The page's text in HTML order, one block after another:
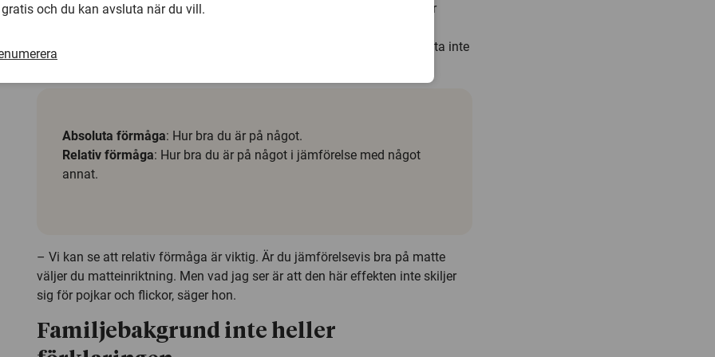
mer språkorienterade områdena. Ungdomar väljer oftare områden de är
nödvändigtvis den absoluta förmågan. Men studien visar också att detta inte
Absoluta förmåga: Hur bra du är på något.
Relativ förmåga: Hur bra du är på något i jämförelse med något
annat.
– Vi kan se att relativ förmåga är viktig. Är du jämförelsevis bra på matte
väljer du matteinriktning. Men vad jag ser är att den här effekten inte skiljer
sig för pojkar och flickor, säger hon.
Familjebakgrund inte heller
gratis och du kan avsluta när du vill.